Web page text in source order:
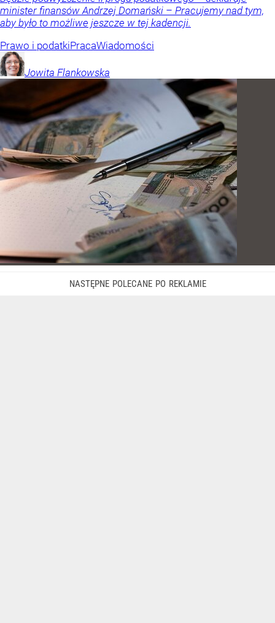
minister finansów Andrzej Domański – Pracujemy nad tym,
aby było to możliwe jeszcze w tej kadencji.
Prawo i podatkiPracaWiadomości
Jowita Flankowska